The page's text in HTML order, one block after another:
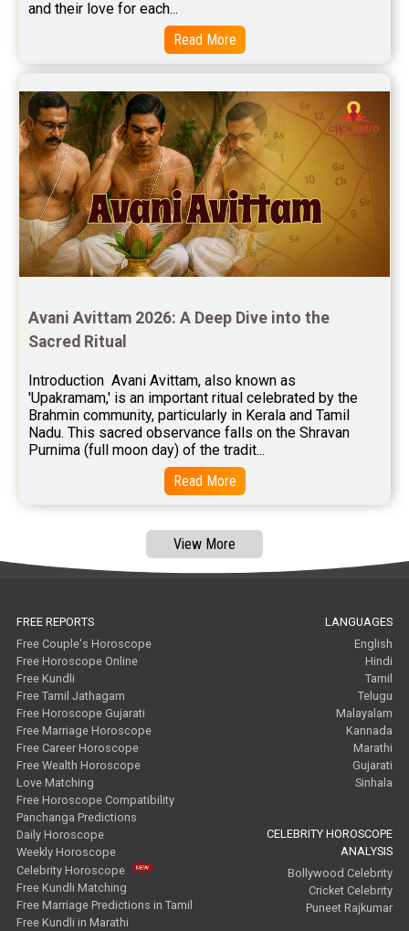
Baby Names Reviews
Free Chinese Horoscope Reviews
Free Feng Shui Reviews
Free Panchanga Predictions Reviews
Astrology Consultancy Reviews
Free Janam Kundali Reviews
Free Astrology Reviews
and their love for each...
Read More
Avani Avittam 2026: A Deep Dive into the
Sacred Ritual
Introduction  Avani Avittam, also known as
'Upakramam,' is an important ritual celebrated by the
Brahmin community, particularly in Kerala and Tamil
Nadu. This sacred observance falls on the Shravan
Purnima (full moon day) of the tradit...
Read More
View More
FREE REPORTS
Free Couple's Horoscope
Free Horoscope Online
Free Kundli
Free Tamil Jathagam
Free Horoscope Gujarati
Free Marriage Horoscope
Free Career Horoscope
Free Wealth Horoscope
Love Matching
Free Horoscope Compatibility
Panchanga Predictions
Daily Horoscope
Weekly Horoscope
Celebrity Horoscope
Free Kundli Matching
Free Marriage Predictions in Tamil
Free Kundli in Marathi
LANGUAGES
English
Hindi
Tamil
Telugu
Malayalam
Kannada
Marathi
Gujarati
Sinhala
CELEBRITY HOROSCOPE
ANALYSIS
Bollywood Celebrity
Cricket Celebrity
Puneet Rajkumar